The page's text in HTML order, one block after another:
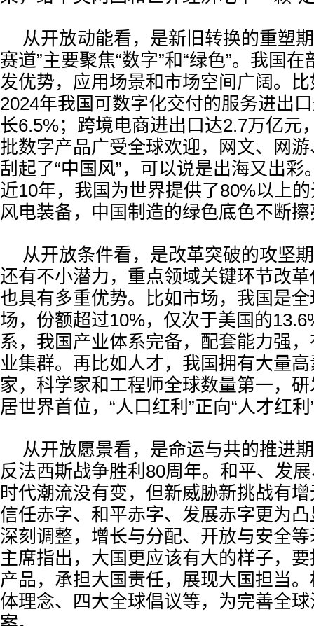
从开放动能看，是新旧转换的重塑
赛道”主要聚焦“数字”和“绿色”。我国
发优势，应用场景和市场空间广阔。
2024年我国可数字化交付的服务进出
长6.5%；跨境电商进出口达2.7万亿元
批数字产品广受全球欢迎，网文、网
刮起了“中国风”，可以说是出海又出彩
近10年，我国为世界提供了80%以上
风电装备，中国制造的绿色底色不断
从开放条件看，是改革突破的攻坚
还有不小潜力，重点领域关键环节改
也具有多重优势。比如市场，我国是
场，份额超过10%，仅次于美国的
系，我国产业体系完备，配套能力强
业集群。再比如人才，我国拥有大量
家，科学家和工程师全球数量第一，
居世界首位，“人口红利”正向“人才红
从开放愿景看，是命运与共的推进
反法西斯战争胜利80周年。和平、发
时代潮流没有变，但新威胁新挑战有
信任赤字、和平赤字、发展赤字更为
深刻调整，增长与分配、开放与安全
主席指出，大国更应该有大的样子，
产品，承担大国责任，展现大国担当
体理念、四大全球倡议等，为完善全